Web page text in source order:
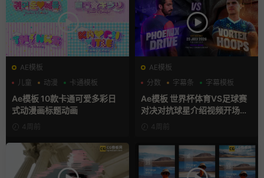
AE模板
儿童
动漫 卡通模板
Ae模板 10款卡通可爱多彩日
式动漫画标题动画
4周前
AE模板
分数
字幕条 字幕模板
Ae模板 世界杯体育VS足球赛
对决对抗球星介绍视频开场片
4周前